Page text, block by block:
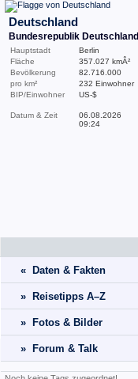
Deutschland
Bundesrepublik Deutschland
Hauptstadt
Berlin
Fläche
357.027 kmÂ²
Bevölkerung
82.716.000
pro km²
232 Einwohner
BIP/Einwohner
US-$
Datum & Zeit
06.08.2026
09:24
« Daten & Fakten
» Reisetipps A–Z
» Fotos & Bilder
» Forum & Talk